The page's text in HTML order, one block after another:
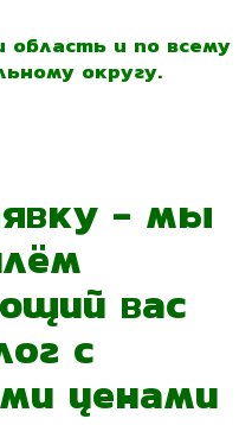
область и по всему
округу.
- мы
вас
с
ценами